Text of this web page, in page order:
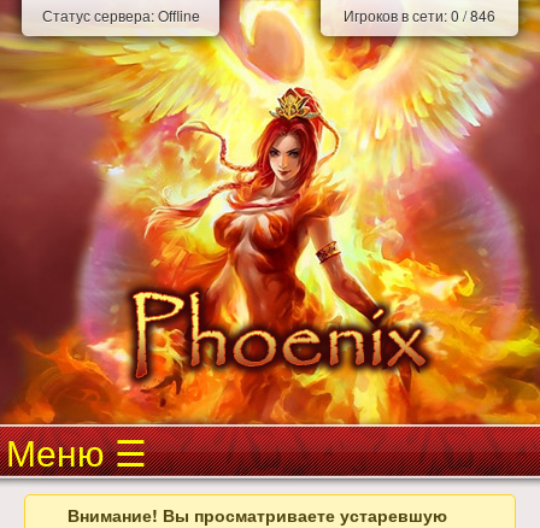
Статус сервера:Offline Игроков в сети:0 /846
Меню
Внимание! Вы просматриваете устаревшую